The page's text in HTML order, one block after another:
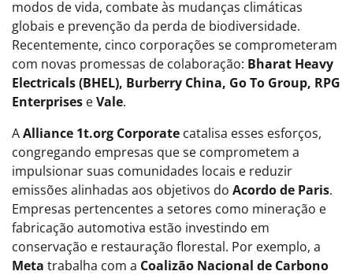
modos de vida, combate às mudanças climáticas
globais e prevenção da perda de biodiversidade.
Recentemente, cinco corporações se comprometeram
com novas promessas de colaboração: Bharat Heavy
Electricals (BHEL), Burberry China, Go To Group, RPG
Enterprises eVale.
AAlliance 1t.org Corporate catalisa esses esforços,
congregando empresas que se comprometem a
impulsionar suas comunidades locais e reduzir
emissões alinhadas aos objetivos do Acordo de Paris.
Empresas pertencentes a setores como mineração e
fabricação automotiva estão investindo em
conservação e restauração florestal. Por exemplo, a
Meta trabalha com a Coalizão Nacional de Carbono